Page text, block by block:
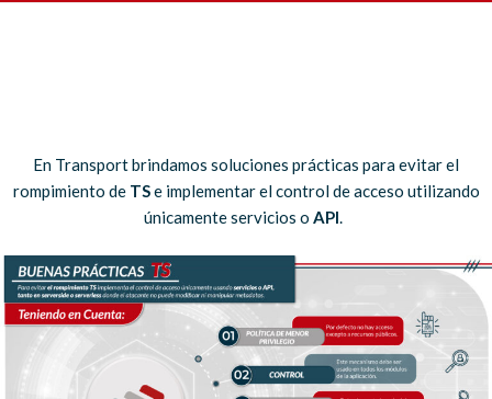
En Transport brindamos soluciones prácticas para evitar el
rompimiento de TSe implementar el control de acceso utilizando
únicamente servicios o API.